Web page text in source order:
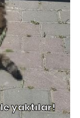
yaktılar!